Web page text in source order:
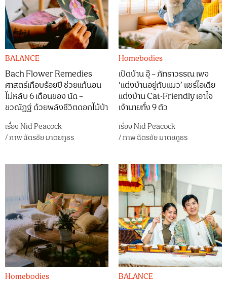
BALANCE
Bach Flower Remedies
ศาสตร์เกือบร้อยปี ช่วยแก้นอน
ไม่หลับ 6 เดือนของ นัด –
ชวณัฏฐ์ ด้วยพลังชีวิตดอกไม้ป่า
เรื่อง Nid Peacock
/ภาพฉัตรชัย มาตยภูธร
Homebodies
เปิดบ้าน อุ๊ – ภัทราวรรณ เพจ
‘แต่งบ้านอยู่กับแมว’ แชร์ไอเดีย
แต่งบ้าน Cat-Friendly เอาใจ
เจ้านายทั้ง 9 ตัว
เรื่อง Nid Peacock
/ภาพฉัตรชัย มาตยภูธร
Homebodies BALANCE